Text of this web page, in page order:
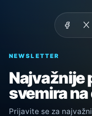
NEWSLETTER
Najvažnije
svemira
Prijavite se za